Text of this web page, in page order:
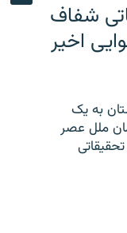
شفاف
اخیر
به یک
ملل عصر